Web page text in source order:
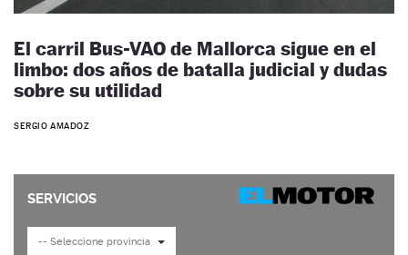
El carril Bus-VAO de Mallorca sigue en el
limbo: dos años de batalla judicial y dudas
sobre su utilidad
SERGIO AMADOZ